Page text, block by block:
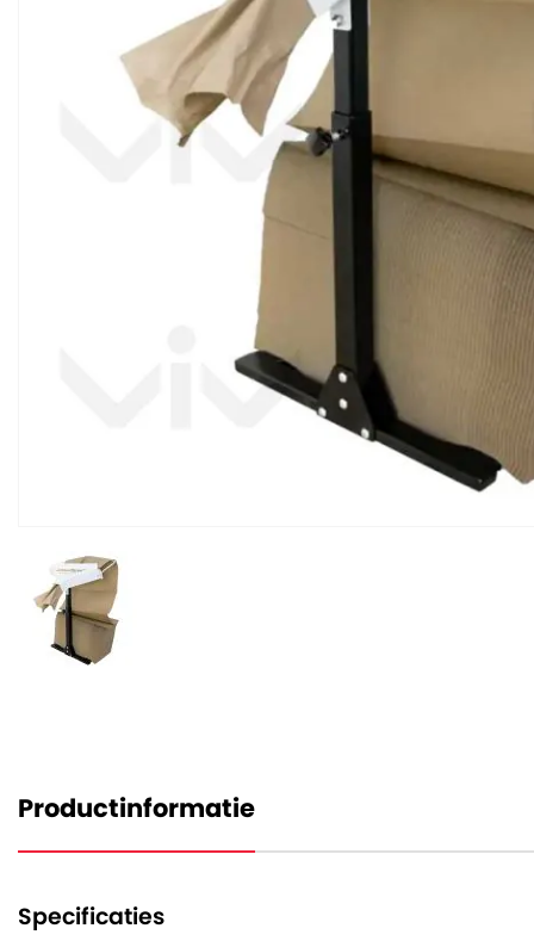
Productinformatie
Specificaties